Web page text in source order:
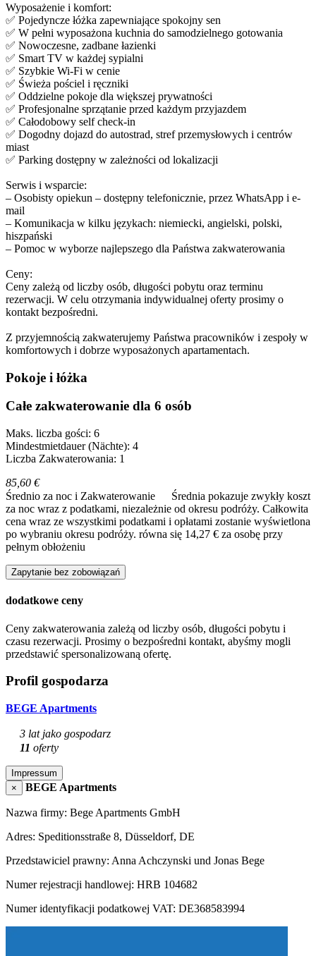
Wyposażenie i komfort:
✅ Pojedyncze łóżka zapewniające spokojny sen
✅ W pełni wyposażona kuchnia do samodzielnego gotowania
✅ Nowoczesne, zadbane łazienki
✅ Smart TV w każdej sypialni
✅ Szybkie Wi-Fi w cenie
✅ Świeża pościel i ręczniki
✅ Oddzielne pokoje dla większej prywatności
✅ Profesjonalne sprzątanie przed każdym przyjazdem
✅ Całodobowy self check-in
✅ Dogodny dojazd do autostrad, stref przemysłowych i centrów
miast
✅ Parking dostępny w zależności od lokalizacji
Serwis i wsparcie:
– Osobisty opiekun – dostępny telefonicznie, przez WhatsApp i e-
mail
– Komunikacja w kilku językach: niemiecki, angielski, polski,
hiszpański
– Pomoc w wyborze najlepszego dla Państwa zakwaterowania
Ceny:
Ceny zależą od liczby osób, długości pobytu oraz terminu
rezerwacji. W celu otrzymania indywidualnej oferty prosimy o
kontakt bezpośredni.
Z przyjemnością zakwaterujemy Państwa pracowników i zespoły w
komfortowych i dobrze wyposażonych apartamentach.
Pokoje i łóżka
Całe zakwaterowanie dla 6 osób
Maks. liczba gości: 6
Mindestmietdauer (Nächte): 4
Liczba Zakwaterowania: 1
85,60 €
Średnio za noc i Zakwaterowanie
Średnia pokazuje zwykły koszt
za noc wraz z podatkami, niezależnie od okresu podróży. Całkowita
cena wraz ze wszystkimi podatkami i opłatami zostanie wyświetlona
po wybraniu okresu podróży. równa się 14,27 € za osobę przy
pełnym obłożeniu
Zapytanie bez zobowiązań
dodatkowe ceny
Ceny zakwaterowania zależą od liczby osób, długości pobytu i
czasu rezerwacji. Prosimy o bezpośredni kontakt, abyśmy mogli
przedstawić spersonalizowaną ofertę.
Profil gospodarza
BEGE Apartments
3 lat jako gospodarz
11 oferty
Impressum
×
BEGE Apartments
Nazwa firmy: Bege Apartments GmbH
Adres: Speditionsstraße 8, Düsseldorf, DE
Przedstawiciel prawny: Anna Achczynski und Jonas Bege
Numer rejestracji handlowej: HRB 104682
Numer identyfikacji podatkowej VAT: DE368583994